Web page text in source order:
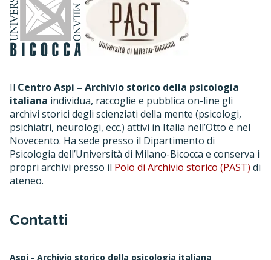
Il Centro Aspi – Archivio storico della psicologia
italiana individua, raccoglie e pubblica on-line gli
archivi storici degli scienziati della mente (psicologi,
psichiatri, neurologi, ecc.) attivi in Italia nell’Otto e nel
Novecento. Ha sede presso il Dipartimento di
Psicologia dell’Università di Milano-Bicocca e conserva i
propri archivi presso il Polo di Archivio storico (PAST) di
ateneo.
Contatti
Aspi - Archivio storico della psicologia italiana